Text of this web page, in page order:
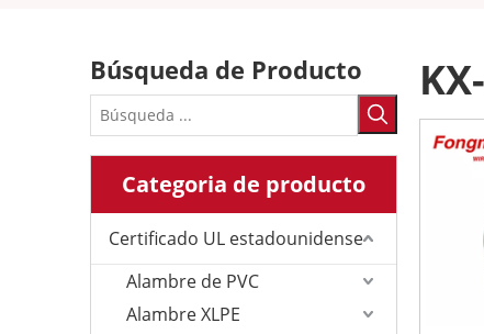
Búsqueda de Producto
Categoria de producto
Certificado UL estadounidense
Alambre de PVC
Alambre XLPE